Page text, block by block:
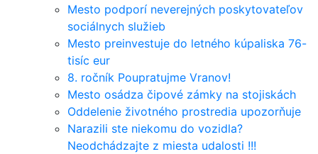
Mesto podporí neverejných poskytovateľov
sociálnych služieb
Mesto preinvestuje do letného kúpaliska 76-
tisíc eur
8. ročník Poupratujme Vranov!
Mesto osádza čipové zámky na stojiskách
Oddelenie životného prostredia upozorňuje
Narazili ste niekomu do vozidla?
Neodchádzajte z miesta udalosti !!!